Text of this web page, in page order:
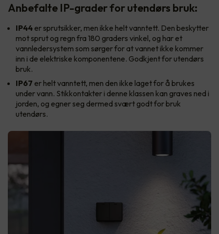
Anbefalte IP-grader for utendørs bruk:
IP44 er sprutsikker, men ikke helt vanntett. Den beskytter
mot sprut og regn fra 180 graders vinkel, og har et
vannledersystem som sørger for at vannet ikke kommer
inn i de elektriske komponentene. Godkjent for utendørs
bruk.
IP67 er helt vanntett, men den ikke laget for å brukes
under vann. Stikkontakter i denne klassen kan graves ned i
jorden, og egner seg dermed svært godt for bruk
utendørs.